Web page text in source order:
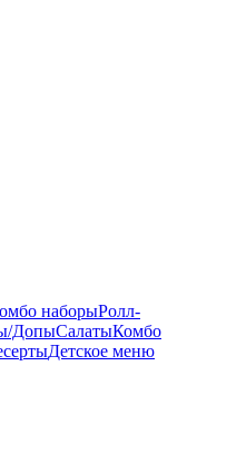
наборыРолл-
ДопыСалатыКомбо
Детское меню